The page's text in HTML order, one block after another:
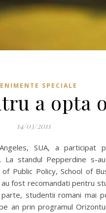
SPECIALE
a opta
14/03/2011
SUA, a participat
La standul Pepperdine s-
Public Policy, School of
fost recomandati pentru
studentii romani mai
an prin programul